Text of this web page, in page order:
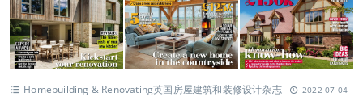
Homebuilding & Renovating英国房屋建筑和装修设计杂志 2022-07-04